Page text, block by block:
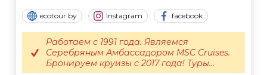
ecotour.by Instagram facebook
Работаем с 1991 года. Являемся
Серебряным Амбассадором MSC Cruises.
Бронируем круизы с 2017 года! Туры...